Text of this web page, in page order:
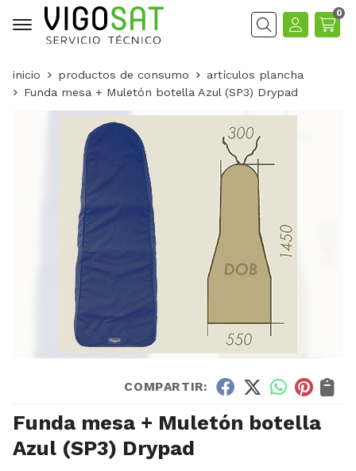
Buscar
0
inicio productos de consumo
artículos plancha
Funda mesa + Muletón botella Azul (SP3) Drypad
COMPARTIR:
Funda mesa + Muletón botella
Azul (SP3) Drypad